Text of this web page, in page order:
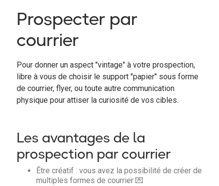
Prospecter par
courrier
Pour donner un aspect "vintage" à votre prospection,
libre à vous de choisir le support "papier" sous forme
de courrier, flyer, ou toute autre communication
physique pour attiser la curiosité de vos cibles.
Les avantages de la
prospection par courrier
Être créatif : vous avez la possibilité de créer de
multiples formes de courrier 💌